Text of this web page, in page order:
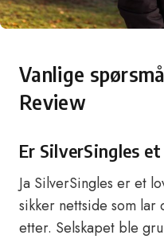
Vanlige
Review
Er SilverSingles
Ja SilverSingles er et
sikker nettside som
etter. Selskapet ble